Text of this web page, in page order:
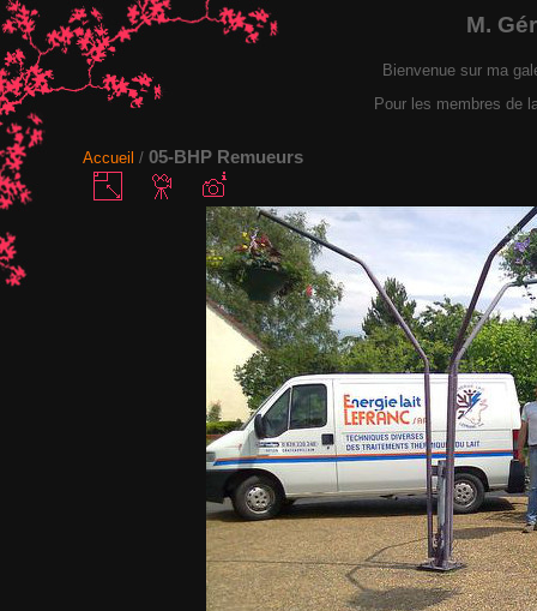
M.
Bienvenue sur ma
Pour les membres de
Accueil / 05-BHP Remueurs